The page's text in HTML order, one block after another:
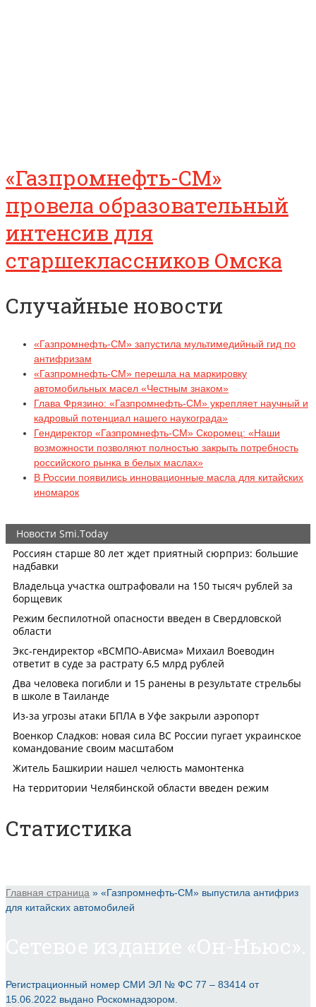
«Газпромнефть-СМ»
провела образовательный
интенсив для
старшеклассников Омска
Случайные новости
«Газпромнефть-СМ» запустила мультимедийный гид по
антифризам
«Газпромнефть-СМ» перешла на маркировку
автомобильных масел «Честным знаком»
Глава Фрязино: «Газпромнефть-СМ» укрепляет научный и
кадровый потенциал нашего наукограда»
Гендиректор «Газпромнефть-СМ» Скоромец: «Наши
возможности позволяют полностью закрыть потребность
российского рынка в белых маслах»
В России появились инновационные масла для китайских
иномарок
Статистика
Главная страница » «Газпромнефть-СМ» выпустила антифриз
для китайских автомобилей
Регистрационный номер СМИ ЭЛ № ФС 77 – 83414 от
15.06.2022 выдано Роскомнадзором.